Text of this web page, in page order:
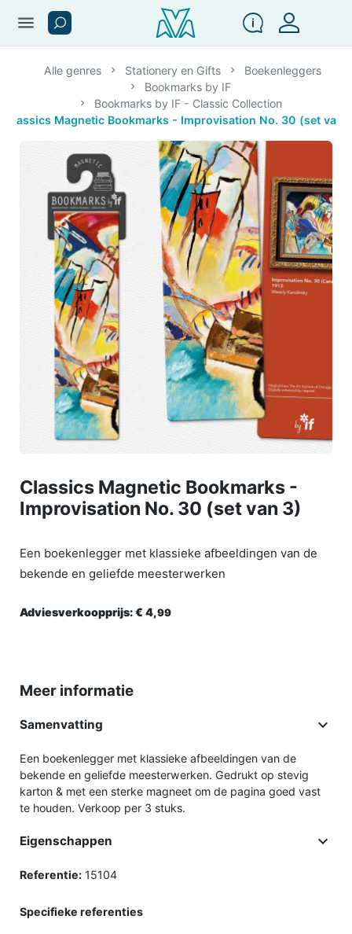
menu
Alle genres Stationery en Gifts
Boekenleggers
Bookmarks by IF
Bookmarks by IF - Classic Collection
Classics Magnetic Bookmarks - Improvisation No. 30 (set van
Classics Magnetic Bookmarks -
Improvisation No. 30 (set van 3)
Een boekenlegger met klassieke afbeeldingen van de
bekende en geliefde meesterwerken
Adviesverkoopprijs:€ 4,99
Meer informatie
Samenvatting 
Een boekenlegger met klassieke afbeeldingen van de
bekende en geliefde meesterwerken. Gedrukt op stevig
karton & met een sterke magneet om de pagina goed vast
te houden. Verkoop per 3 stuks.
Eigenschappen 
Referentie: 15104
Specifieke referenties